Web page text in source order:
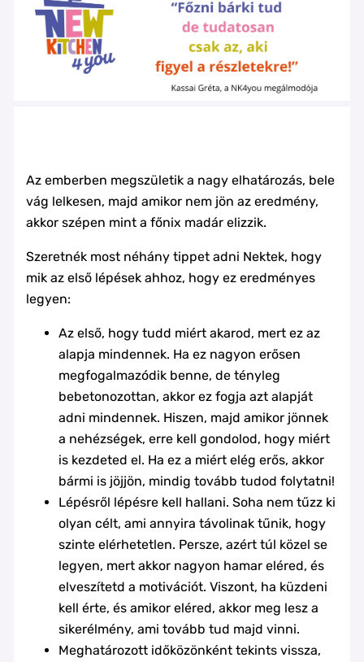
Az emberben megszületik a nagy elhatározás, bele
vág lelkesen, majd amikor nem jön az eredmény,
akkor szépen mint a főnix madár elizzik.
Szeretnék most néhány tippet adni Nektek, hogy
mik az első lépések ahhoz, hogy ez eredményes
legyen:
Az első, hogy tudd miért akarod, mert ez az
alapja mindennek. Ha ez nagyon erősen
megfogalmazódik benne, de tényleg
bebetonozottan, akkor ez fogja azt alapját
adni mindennek. Hiszen, majd amikor jönnek
a nehézségek, erre kell gondolod, hogy miért
is kezdeted el. Ha ez a miért elég erős, akkor
bármi is jöjjön, mindig tovább tudod folytatni!
Lépésről lépésre kell hallani. Soha nem tűzz ki
olyan célt, ami annyira távolinak tűnik, hogy
szinte elérhetetlen. Persze, azért túl közel se
legyen, mert akkor nagyon hamar eléred, és
elveszítetd a motivációt. Viszont, ha küzdeni
kell érte, és amikor eléred, akkor meg lesz a
sikerélmény, ami tovább tud majd vinni.
Meghatározott időközönként tekints vissza,